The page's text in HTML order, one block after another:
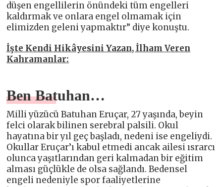
düşen engellilerin önündeki tüm engelleri
kaldırmak ve onlara engel olmamak için
elimizden geleni yapmaktır” diye konuştu.
İşte Kendi Hikâyesini Yazan, İlham Veren
Kahramanlar:
Ben Batuhan…
Milli yüzücü Batuhan Eruçar, 27 yaşında, beyin
felci olarak bilinen serebral palsili. Okul
hayatına bir yıl geç başladı, nedeni ise engeliydi.
Okullar Eruçar’ı kabul etmedi ancak ailesi ısrarcı
olunca yaşıtlarından geri kalmadan bir eğitim
alması güçlükle de olsa sağlandı. Bedensel
engeli nedeniyle spor faaliyetlerine